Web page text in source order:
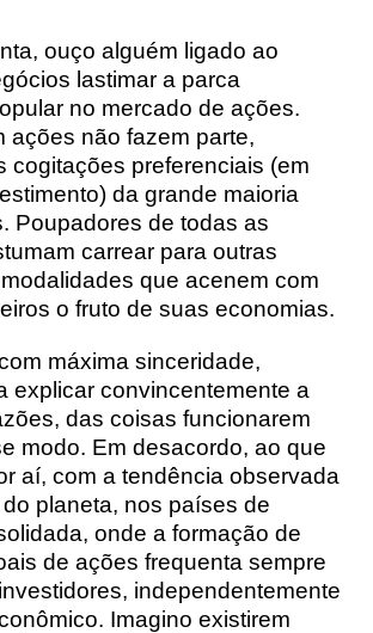
ouço alguém ligado ao
lastimar a parca
no mercado de ações.
ações não fazem parte,
cogitações preferenciais (em
da grande maioria
Poupadores de todas as
carrear para outras
que acenem com
o fruto de suas economias.
máxima sinceridade,
explicar convincentemente a
das coisas funcionarem
modo. Em desacordo, ao que
aí, com a tendência observada
planeta, nos países de
onde a formação de
de ações frequenta sempre
independentemente
Imagino existirem